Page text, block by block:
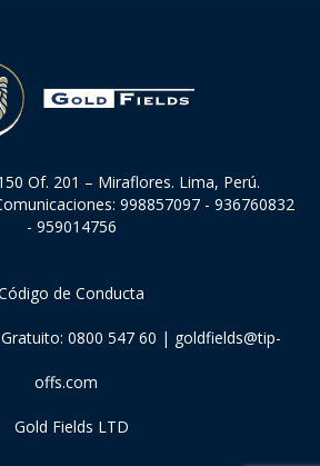
Of. 201 – Miraflores. Lima, Perú.
998857097 - 936760832
- 959014756
de Conducta
0800 547 60 | goldfields@tip-
offs.com
Gold Fields LTD